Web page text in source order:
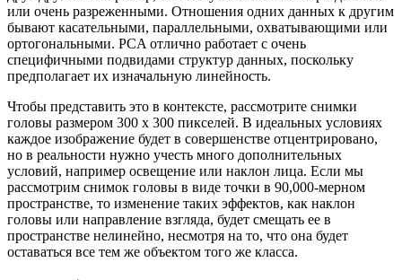
или очень разреженными. Отношения одних данных к другим
бывают касательными, параллельными, охватывающими или
ортогональными. PCA отлично работает с очень
специфичными подвидами структур данных, поскольку
предполагает их изначальную линейность.
Чтобы представить это в контексте, рассмотрите снимки
головы размером 300 х 300 пикселей. В идеальных условиях
каждое изображение будет в совершенстве отцентрировано,
но в реальности нужно учесть много дополнительных
условий, например освещение или наклон лица. Если мы
рассмотрим снимок головы в виде точки в 90,000-мерном
пространстве, то изменение таких эффектов, как наклон
головы или направление взгляда, будет смещать ее в
пространстве нелинейно, несмотря на то, что она будет
оставаться все тем же объектом того же класса.